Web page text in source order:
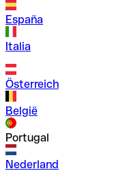
España
Italia
Österreich
België
Portugal
Nederland